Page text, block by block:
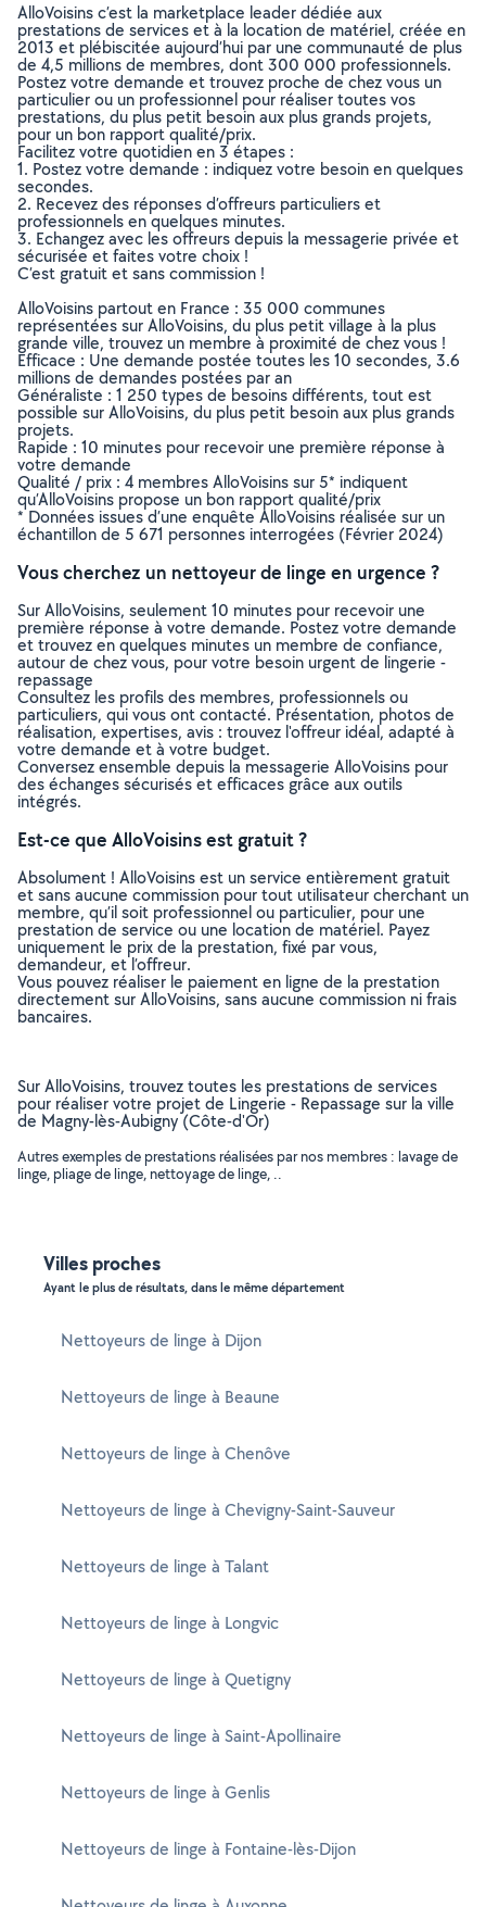
AlloVoisins c’est la marketplace leader dédiée aux
prestations de services et à la location de matériel, créée en
2013 et plébiscitée aujourd’hui par une communauté de plus
de 4,5 millions de membres, dont 300 000 professionnels.
Postez votre demande et trouvez proche de chez vous un
particulier ou un professionnel pour réaliser toutes vos
prestations, du plus petit besoin aux plus grands projets,
pour un bon rapport qualité/prix.
Facilitez votre quotidien en 3 étapes :
1. Postez votre demande : indiquez votre besoin en quelques
secondes.
2. Recevez des réponses d’offreurs particuliers et
professionnels en quelques minutes.
3. Echangez avec les offreurs depuis la messagerie privée et
sécurisée et faites votre choix !
C’est gratuit et sans commission !
AlloVoisins partout en France : 35 000 communes
représentées sur AlloVoisins, du plus petit village à la plus
grande ville, trouvez un membre à proximité de chez vous !
Efficace : Une demande postée toutes les 10 secondes, 3.6
millions de demandes postées par an
Généraliste : 1 250 types de besoins différents, tout est
possible sur AlloVoisins, du plus petit besoin aux plus grands
projets.
Rapide : 10 minutes pour recevoir une première réponse à
votre demande
Qualité / prix : 4 membres AlloVoisins sur 5* indiquent
qu’AlloVoisins propose un bon rapport qualité/prix
* Données issues d’une enquête AlloVoisins réalisée sur un
échantillon de 5 671 personnes interrogées (Février 2024)
Vous cherchez un nettoyeur de linge en urgence ?
Sur AlloVoisins, seulement 10 minutes pour recevoir une
première réponse à votre demande. Postez votre demande
et trouvez en quelques minutes un membre de confiance,
autour de chez vous, pour votre besoin urgent de lingerie -
repassage
Consultez les profils des membres, professionnels ou
particuliers, qui vous ont contacté. Présentation, photos de
réalisation, expertises, avis : trouvez l'offreur idéal, adapté à
votre demande et à votre budget.
Conversez ensemble depuis la messagerie AlloVoisins pour
des échanges sécurisés et efficaces grâce aux outils
intégrés.
Est-ce que AlloVoisins est gratuit ?
Absolument ! AlloVoisins est un service entièrement gratuit
et sans aucune commission pour tout utilisateur cherchant un
membre, qu’il soit professionnel ou particulier, pour une
prestation de service ou une location de matériel. Payez
uniquement le prix de la prestation, fixé par vous,
demandeur, et l’offreur.
Vous pouvez réaliser le paiement en ligne de la prestation
directement sur AlloVoisins, sans aucune commission ni frais
bancaires.
Sur AlloVoisins, trouvez toutes les prestations de services
pour réaliser votre projet de Lingerie - Repassage sur la ville
de Magny-lès-Aubigny (Côte-d'Or)
Autres exemples de prestations réalisées par nos membres : lavage de
linge, pliage de linge, nettoyage de linge, ..
Villes proches
Ayant le plus de résultats, dans le même département
Nettoyeurs de linge à Dijon
Nettoyeurs de linge à Beaune
Nettoyeurs de linge à Chenôve
Nettoyeurs de linge à Chevigny-Saint-Sauveur
Nettoyeurs de linge à Talant
Nettoyeurs de linge à Longvic
Nettoyeurs de linge à Quetigny
Nettoyeurs de linge à Saint-Apollinaire
Nettoyeurs de linge à Genlis
Nettoyeurs de linge à Fontaine-lès-Dijon